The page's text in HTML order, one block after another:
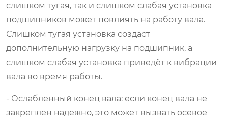
слишком тугая, так и слишком слабая установка
подшипников может повлиять на работу вала.
Слишком тугая установка создаст
дополнительную нагрузку на подшипник, а
слишком слабая установка приведёт к вибрации
вала во время работы.
- Ослабленный конец вала: если конец вала не
закреплен надежно, это может вызвать осевое